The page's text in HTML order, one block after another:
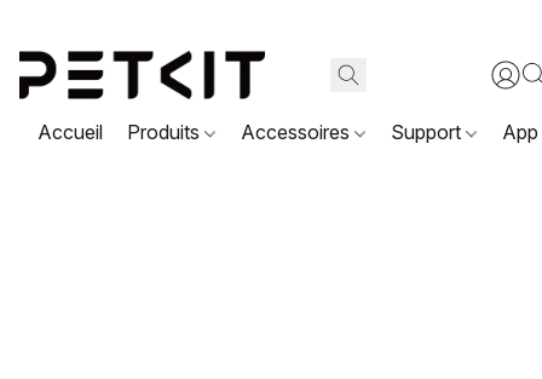
Accueil Produits Accessoires Support App